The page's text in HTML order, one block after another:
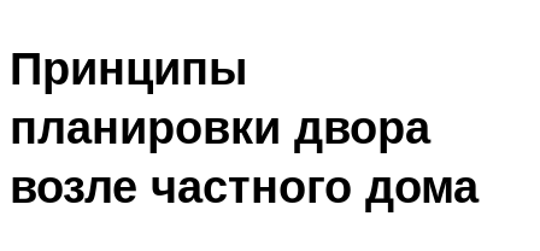
Принципы
планировки двора
возле частного дома